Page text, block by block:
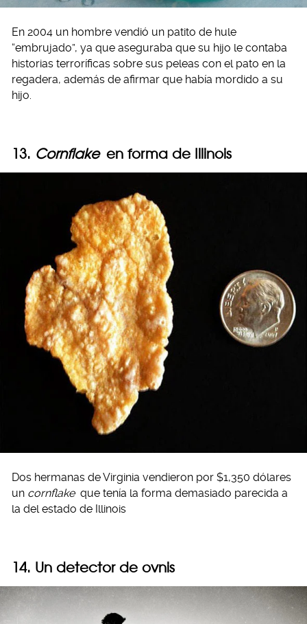
En 2004 un hombre vendió un patito de hule
“embrujado”, ya que aseguraba que su hijo le contaba
historias terroríficas sobre sus peleas con el pato en la
regadera, además de afirmar que había mordido a su
hijo.
13. Cornflake en forma de Illinois
Dos hermanas de Virginia vendieron por $1,350 dólares
un cornflake que tenía la forma demasiado parecida a
la del estado de Illinois
14. Un detector de ovnis